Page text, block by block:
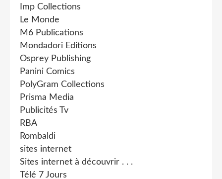
Imp Collections
Le Monde
M6 Publications
Mondadori Editions
Osprey Publishing
Panini Comics
PolyGram Collections
Prisma Media
Publicités Tv
RBA
Rombaldi
sites internet
Sites internet à découvrir . . .
Télé 7 Jours